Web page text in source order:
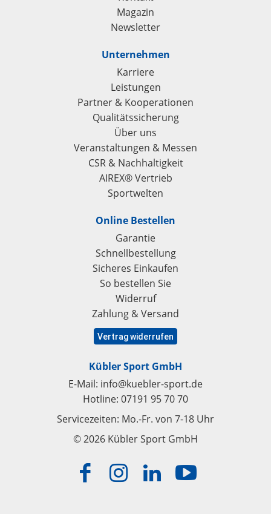
Magazin
Newsletter
Unternehmen
Karriere
Leistungen
Partner & Kooperationen
Qualitätssicherung
Über uns
Veranstaltungen & Messen
CSR & Nachhaltigkeit
AIREX® Vertrieb
Sportwelten
Online Bestellen
Garantie
Schnellbestellung
Sicheres Einkaufen
So bestellen Sie
Widerruf
Zahlung & Versand
Vertrag widerrufen
Kübler Sport GmbH
E-Mail: info@kuebler-sport.de
Hotline: 07191 95 70 70
Servicezeiten: Mo.-Fr. von 7-18 Uhr
© 2026 Kübler Sport GmbH